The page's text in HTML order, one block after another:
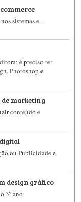
sistemas e-
é preciso ter
Photoshop e
marketing
conteúdo e
ou Publicidade e
design gráfico
3º ano